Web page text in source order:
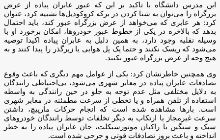
این مدرس دانشگاه با تاکید بر این که عبور عابران پیاده از عرض
بزرگراه را می‌توان به شنا کردن در برکه کروکودیل‌ها تشبیه کرد، عنوان
کرد: هر عابری که می‌خواهد از عرض بزرگراه عبور کند، باید احتمال
بدهد که بالاخره در یکی از خطوط عبور خودروها، امکان برخورد او با
وسیله نقلیه وجود دارد، به همین دلیل به عابران پیاده اکیدا توصیه
می‌شود که ریسک نکنند و حتما یک پل هوایی یا زیرگذر را پیدا کنند و به
هیچ وجه از عرض بزرگراه عبور نکنند.
وی همچنین خاطرنشان کرد: یکی از عوامل مهم دیگری که باعث وقوع
تصادفات عابران پیاده در معابر شهری می‌شود، بی‌احتیاطی رانندگان
به دلایل مختلفی مثل عدم توجه به جلو در حین رانندگی به واسطه
استفاده از تلفن همراه و یا تخطی از سرعت مطمئنه در معابر شهری
است. بارها مشاهده شده است که انجام حرکات مارپیچ، داشتن
سرعت غیرمجاز یا ارتکاب به دیگر تخلفات توسط رانندگان خودروهای
سبک و سنگین یا راکبان موتورسیکلت، جان عابران پیاده را به خطر
انداخته و باعث بروز تصادفات فوتی و جرحی شده است.